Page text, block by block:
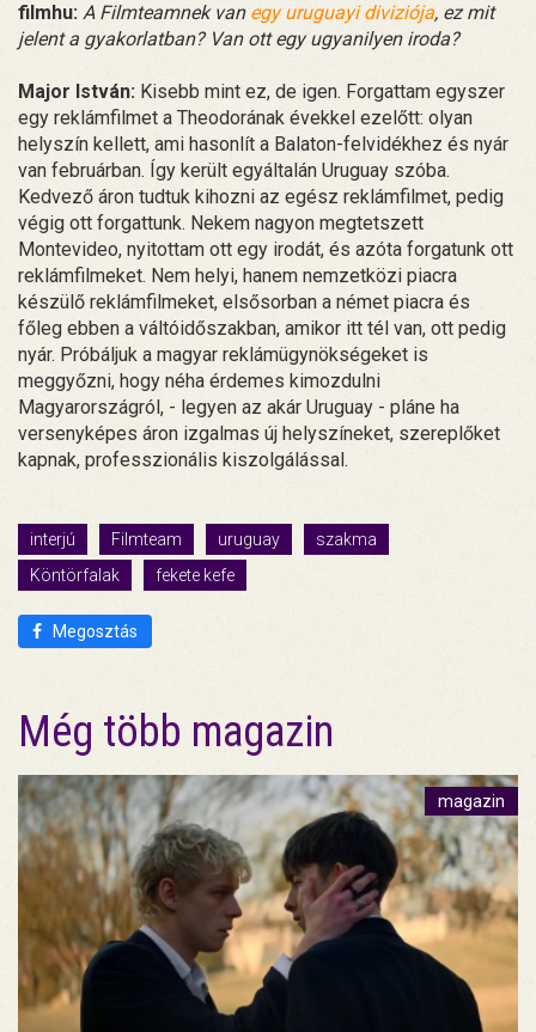
filmhu: A Filmteamnek van egy uruguayi diviziója, ez mit
jelent a gyakorlatban? Van ott egy ugyanilyen iroda?
Major István: Kisebb mint ez, de igen. Forgattam egyszer
egy reklámfilmet a Theodorának évekkel ezelőtt: olyan
helyszín kellett, ami hasonlít a Balaton-felvidékhez és nyár
van februárban. Így került egyáltalán Uruguay szóba.
Kedvező áron tudtuk kihozni az egész reklámfilmet, pedig
végig ott forgattunk. Nekem nagyon megtetszett
Montevideo, nyitottam ott egy irodát, és azóta forgatunk ott
reklámfilmeket. Nem helyi, hanem nemzetközi piacra
készülő reklámfilmeket, elsősorban a német piacra és
főleg ebben a váltóidőszakban, amikor itt tél van, ott pedig
nyár. Próbáljuk a magyar reklámügynökségeket is
meggyőzni, hogy néha érdemes kimozdulni
Magyarországról, - legyen az akár Uruguay - pláne ha
versenyképes áron izgalmas új helyszíneket, szereplőket
kapnak, professzionális kiszolgálással.
interjú Filmteam uruguay
szakma
Köntörfalak
fekete kefe
Megosztás
Még több magazin
magazin